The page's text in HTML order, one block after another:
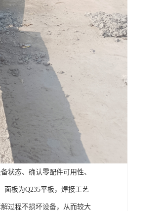
状态、确认零配件可用性、
面板为Q235平板，焊接工艺
过程不损坏设备，从而较大